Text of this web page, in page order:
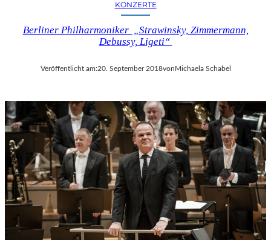
KONZERTE
Berliner Philharmoniker „Strawinsky, Zimmermann,
Debussy, Ligeti“
Veröffentlicht am:20. September 2018vonMichaela Schabel